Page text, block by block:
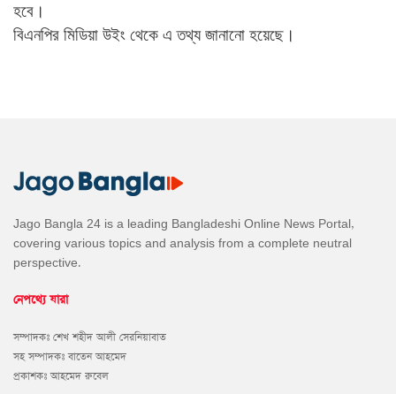
হবে।
বিএনপির মিডিয়া উইং থেকে এ তথ্য জানানো হয়েছে।
Jago Bangla 24 is a leading Bangladeshi Online News Portal,
covering various topics and analysis from a complete neutral
perspective.
নেপথ্যে যারা
সম্পাদকঃ শেখ শহীদ আলী সেরনিয়াবাত
সহ সম্পাদকঃ বাতেন আহমেদ
প্রকাশকঃ আহমেদ রুবেল